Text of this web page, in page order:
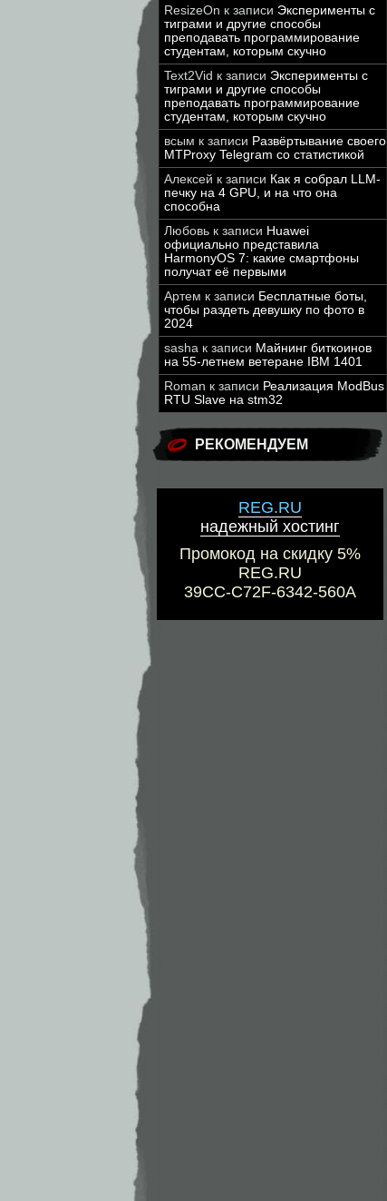
ResizeOn к записи Эксперименты с
тиграми и другие способы
преподавать программирование
студентам, которым скучно
Text2Vid к записи Эксперименты с
тиграми и другие способы
преподавать программирование
студентам, которым скучно
всым к записи Развёртывание своего
MTProxy Telegram со статистикой
Алексей к записи Как я собрал LLM-
печку на 4 GPU, и на что она
способна
Любовь к записи Huawei
официально представила
HarmonyOS 7: какие смартфоны
получат её первыми
Артем к записи Бесплатные боты,
чтобы раздеть девушку по фото в
2024
sasha к записи Майнинг биткоинов
на 55-летнем ветеране IBM 1401
Roman к записи Реализация ModBus
RTU Slave на stm32
РЕКОМЕНДУЕМ
REG.RU
надежный хостинг
Промокод на скидку 5%
REG.RU
39CC-C72F-6342-560A